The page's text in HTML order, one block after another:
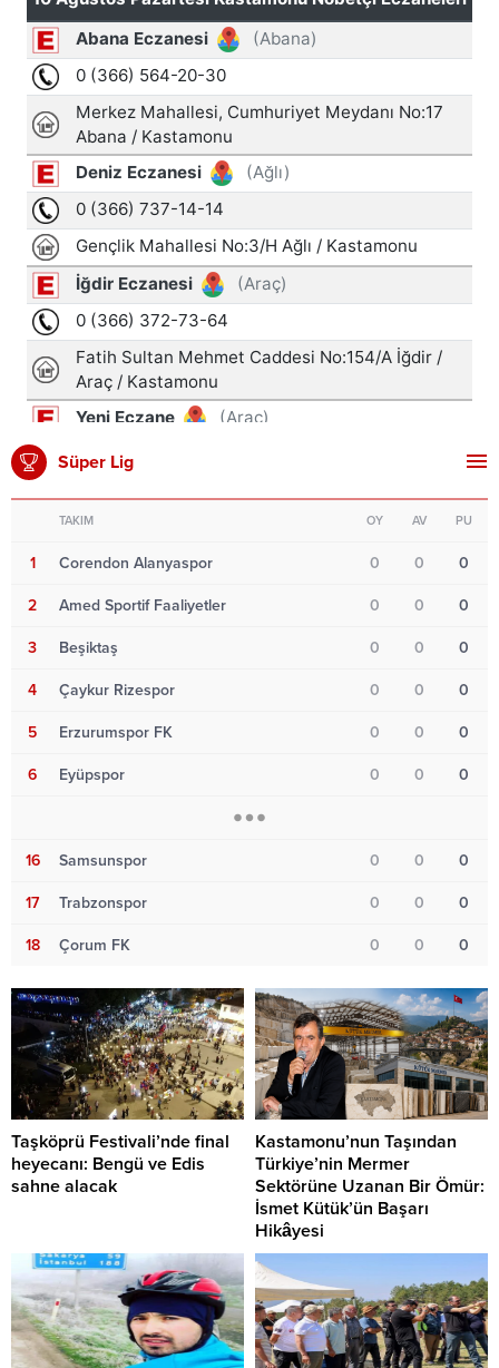
Süper Lig
TAKIM OY AV PU
1 Corendon Alanyaspor 0 0 0
2 Amed Sportif Faaliyetler 0 0 0
3 Beşiktaş 0 0 0
4 Çaykur Rizespor 0 0 0
5 Erzurumspor FK 0 0 0
6 Eyüpspor 0 0 0
16 Samsunspor 0 0 0
17 Trabzonspor 0 0 0
18 Çorum FK 0 0 0
Taşköprü Festivali’nde final
heyecanı: Bengü ve Edis
sahne alacak
Kastamonu’nun Taşından
Türkiye’nin Mermer
Sektörüne Uzanan Bir Ömür:
İsmet Kütük’ün Başarı
Hikâyesi